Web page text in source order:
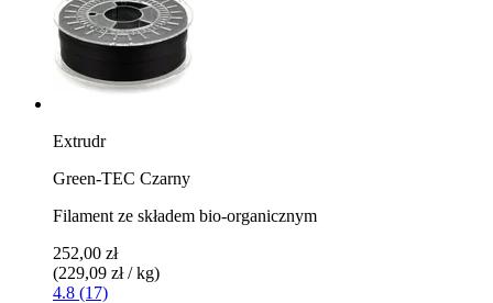
Extrudr
Green-TEC Czarny
Filament ze składem bio-organicznym
252,00 zł
(229,09 zł / kg)
4.8 (17)